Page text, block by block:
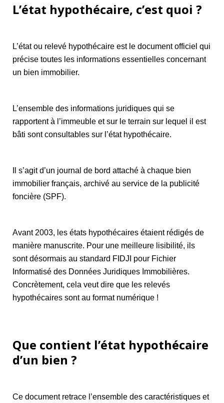
L’état hypothécaire, c’est quoi ?
L’état ou relevé hypothécaire est le document officiel qui
précise toutes les informations essentielles concernant
un bien immobilier.
L’ensemble des informations juridiques qui se
rapportent à l’immeuble et sur le terrain sur lequel il est
bâti sont consultables sur l’état hypothécaire.
Il s’agit d’un journal de bord attaché à chaque bien
immobilier français, archivé au service de la publicité
foncière (SPF).
Avant 2003, les états hypothécaires étaient rédigés de
manière manuscrite. Pour une meilleure lisibilité, ils
sont désormais au standard FIDJI pour Fichier
Informatisé des Données Juridiques Immobilières.
Concrètement, cela veut dire que les relevés
hypothécaires sont au format numérique !
Que contient l’état hypothécaire
d’un bien ?
Ce document retrace l’ensemble des caractéristiques et